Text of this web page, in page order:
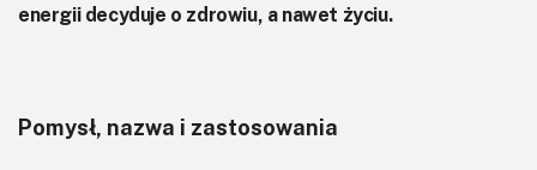
energii decyduje o zdrowiu, a nawet życiu.
Pomysł, nazwa i zastosowania